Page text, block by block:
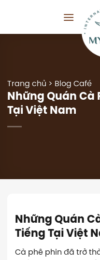
Trang chủ > Blog Café
Những Quán Cà
Tại Việt Nam
Những Quán
Tiếng Tại Việt
Cà phê phin đã trở